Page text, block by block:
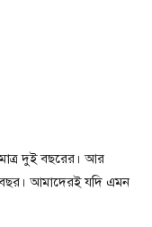
দুই বছরের। আর
আমাদেরই যদি এমন